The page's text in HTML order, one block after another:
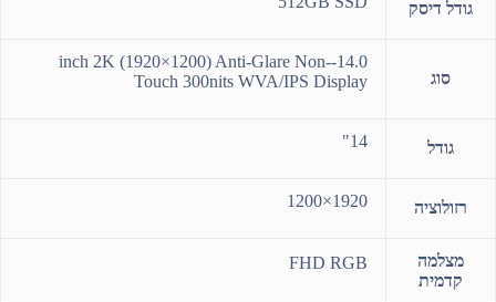
גודל דיסק
סוג
14.0-inch 2K (1920×1200) Anti-Glare Non-
Touch 300nits WVA/IPS Display
גודל 14"
רזולוציה 1920×1200
מצלמה
קדמית
FHD RGB